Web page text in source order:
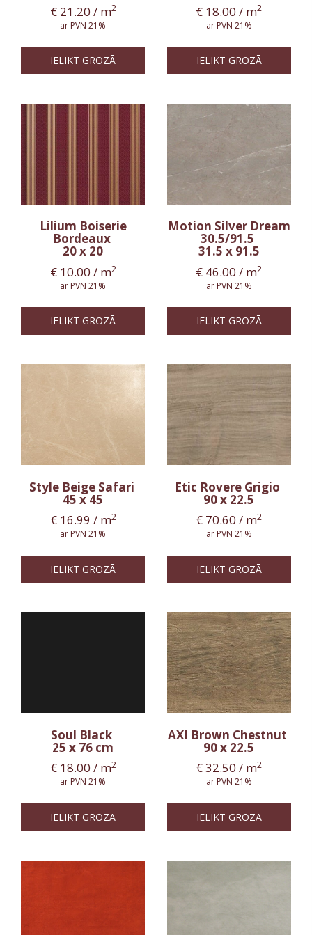
€21.20 / m2
ar PVN 21%
IELIKT GROZĀ
€ 18.00 / m2
ar PVN 21%
IELIKT GROZĀ
Lilium Boiserie
Bordeaux
20 x 20
€10.00 / m2
ar PVN 21%
IELIKT GROZĀ
Motion Silver Dream
30.5/91.5
31.5 x 91.5
€ 46.00 / m2
ar PVN 21%
IELIKT GROZĀ
Style Beige Safari
45 x 45
€16.99 / m2
ar PVN 21%
IELIKT GROZĀ
Etic Rovere Grigio
90 x 22.5
€ 70.60 / m2
ar PVN 21%
IELIKT GROZĀ
Soul Black
25 x 76 cm
€18.00 / m2
ar PVN 21%
IELIKT GROZĀ
AXI Brown Chestnut
90 x 22.5
€32.50 / m2
ar PVN 21%
IELIKT GROZĀ